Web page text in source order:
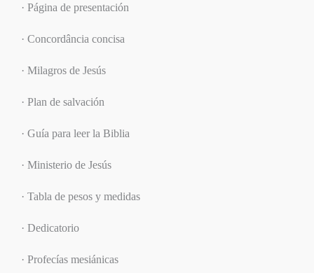
· Página de presentación
· Concordância concisa
· Milagros de Jesús
· Plan de salvación
· Guía para leer la Biblia
· Ministerio de Jesús
· Tabla de pesos y medidas
· Dedicatorio
· Profecías mesiánicas